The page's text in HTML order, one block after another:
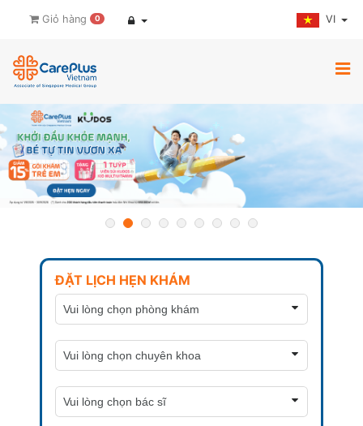
Giỏ hàng 0 VI
ĐẶT LỊCH HẸN KHÁM